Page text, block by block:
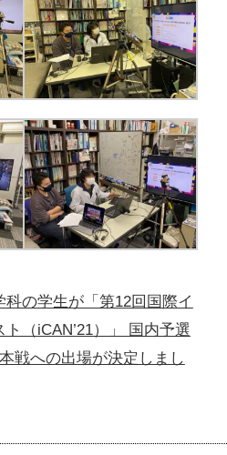
の学生が「第12回国際イ
（iCAN’21）」 国内予選
戦への出場が決定しまし